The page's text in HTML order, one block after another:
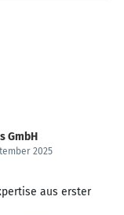
GmbH
2025
aus erster